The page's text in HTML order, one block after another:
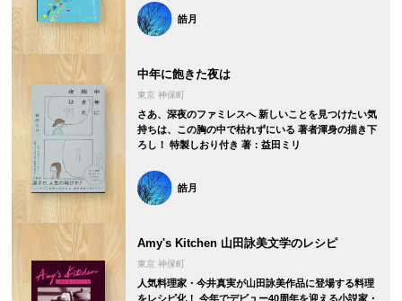
皓月
中年に飽きた夜は
東京 神保町
さあ、深夜のファミレスへ 新しいことを見つけたい気
持ちは、この胸の中で枯れずにいる 著者渾身の描き下
ろし！ 特製しおり付き 著：益田ミリ
皓月
Amy's Kitchen 山田詠美文学のレシピ
東京 神保町
人気料理家・今井真実が山田詠美作品に登場する料理
をレシピ化！ 今年でデビュー40周年を迎える小説家・